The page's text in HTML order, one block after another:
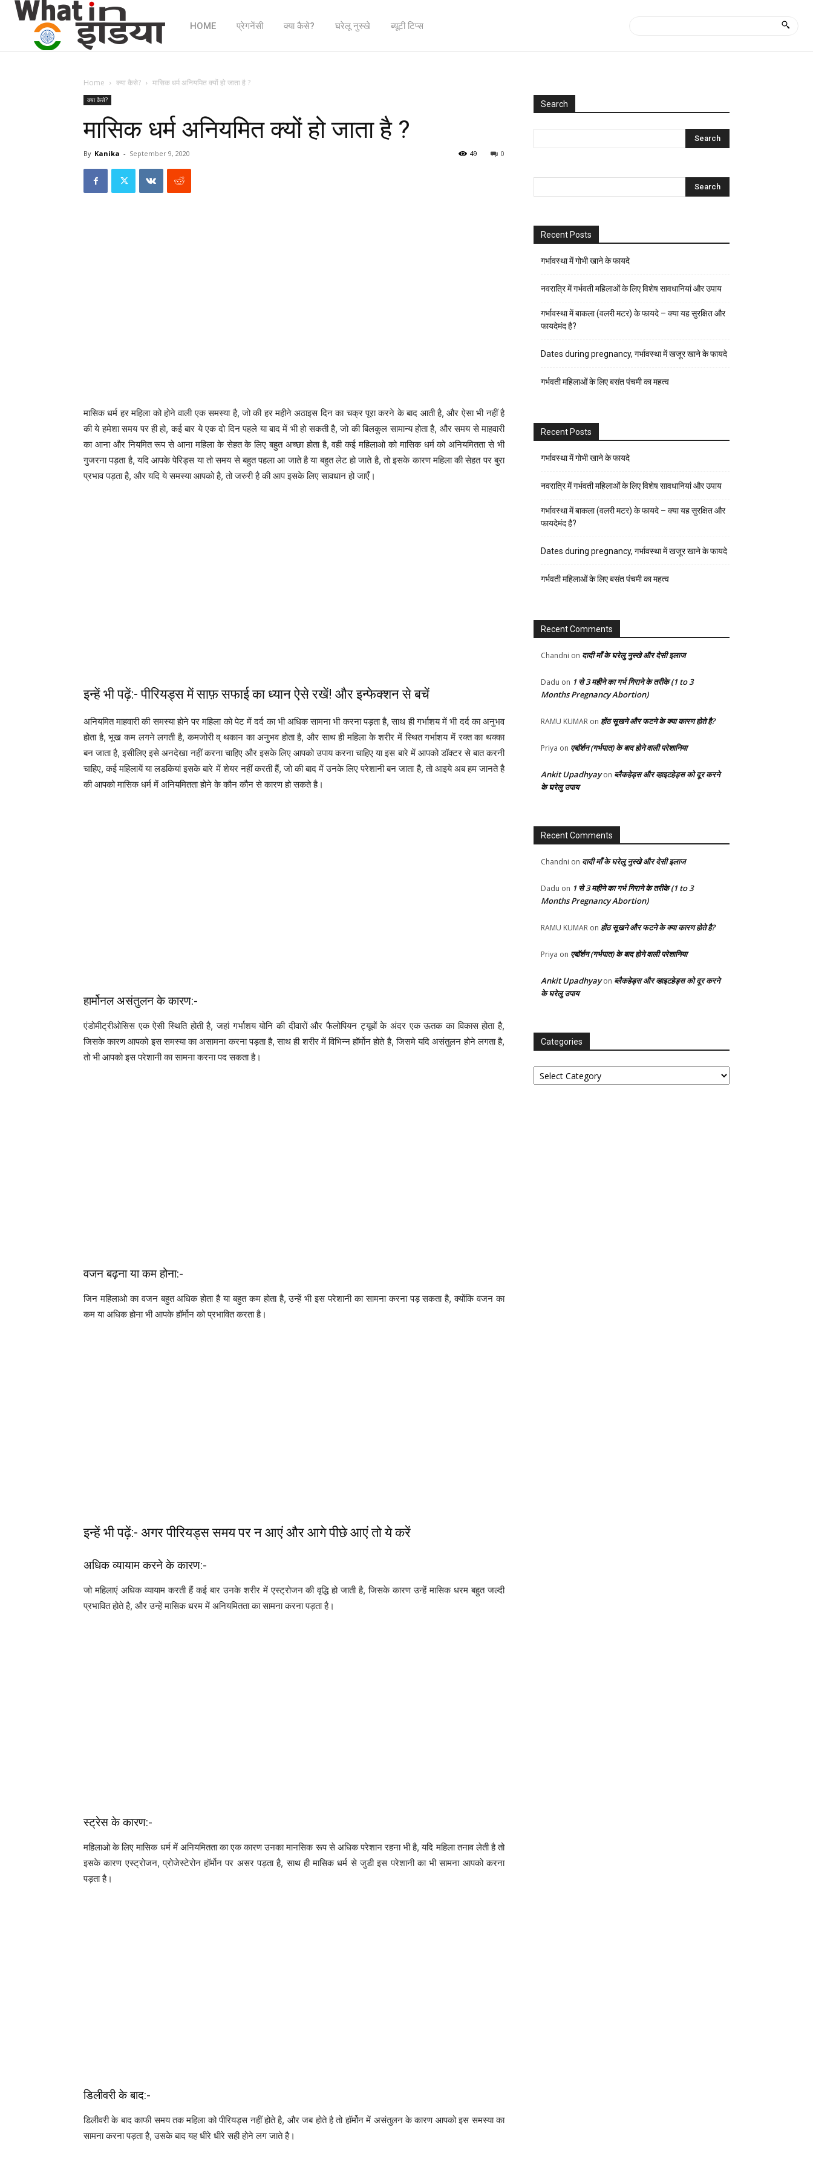
HOME प्रेगनेंसी क्या कैसे? घरेलू नुस्खे ब्यूटी टिप्स
Home क्या कैसे? मासिक धर्म अनियमित क्यों हो जाता है ?
क्या कैसे?
मासिक धर्म अनियमित क्यों हो जाता है ?
By Kanika - September 9, 2020 0
49
मासिक धर्म हर महिला को होने वाली एक समस्या है, जो की हर महीने अठाइस दिन का चक्र पूरा करने के बाद आती है, और ऐसा भी नहीं है
की ये हमेशा समय पर ही हो, कई बार ये एक दो दिन पहले या बाद में भी हो सकती है, जो की बिलकुल सामान्य होता है, और समय से माहवारी
का आना और नियमित रूप से आना महिला के सेहत के लिए बहुत अच्छा होता है, वही कई महिलाओ को मासिक धर्म को अनियमितता से भी
गुजरना पड़ता है, यदि आपके पेरिड्स या तो समय से बहुत पहला आ जाते है या बहुत लेट हो जाते है, तो इसके कारण महिला की सेहत पर बुरा
प्रभाव पड़ता है, और यदि ये समस्या आपको है, तो जरुरी है की आप इसके लिए सावधान हो जाएँ।
इन्हें भी पढ़ें:- पीरियड्स में साफ़ सफाई का ध्यान ऐसे रखें! और इन्फेक्शन से बचें
अनियमित माहवारी की समस्या होने पर महिला को पेट में दर्द का भी अधिक सामना भी करना पड़ता है, साथ ही गर्भाशय में भी दर्द का अनुभव
होता है, भूख कम लगने लगती है, कमजोरी व् थकान का अनुभव होता है, और साथ ही महिला के शरीर में स्थित गर्भाशय में रक्त का थक्का
बन जाता है, इसीलिए इसे अनदेखा नहीं करना चाहिए और इसके लिए आपको उपाय करना चाहिए या इस बारे में आपको डॉक्टर से बात करनी
चाहिए, कई महिलायें या लडकियां इसके बारे में शेयर नहीं करती हैं, जो की बाद में उनके लिए परेशानी बन जाता है, तो आइये अब हम जानते है
की आपको मासिक धर्म में अनियमितता होने के कौन कौन से कारण हो सकते है।
हार्मोनल असंतुलन के कारण:-
एंडोमीट्रीओसिस एक ऐसी स्थिति होती है, जहां गर्भाशय योनि की दीवारों और फैलोपियन ट्यूबों के अंदर एक ऊतक का विकास होता है,
जिसके कारण आपको इस समस्या का असामना करना पड़ता है, साथ ही शरीर में विभिन्न हॉर्मोन होते है, जिसमे यदि असंतुलन होने लगता है,
तो भी आपको इस परेशानी का सामना करना पद सकता है।
वजन बढ़ना या कम होना:-
जिन महिलाओ का वजन बहुत अधिक होता है या बहुत कम होता है, उन्हें भी इस परेशानी का सामना करना पड़ सकता है, क्योंकि वजन का
कम या अधिक होना भी आपके हॉर्मोन को प्रभावित करता है।
इन्हें भी पढ़ें:- अगर पीरियड्स समय पर न आएं और आगे पीछे आएं तो ये करें
अधिक व्यायाम करने के कारण:-
जो महिलाएं अधिक व्यायाम करती हैं कई बार उनके शरीर में एस्ट्रोजन की वृद्धि हो जाती है, जिसके कारण उन्हें मासिक धरम बहुत जल्दी
प्रभावित होते है, और उन्हें मासिक धरम में अनियमितता का सामना करना पड़ता है।
स्ट्रेस के कारण:-
महिलाओ के लिए मासिक धर्म में अनियमितता का एक कारण उनका मानसिक रूप से अधिक परेशान रहना भी है, यदि महिला तनाव लेती है तो
इसके कारण एस्ट्रोजन, प्रोजेस्टेरोन हॉर्मोन पर असर पड़ता है, साथ ही मासिक धर्म से जुडी इस परेशानी का भी सामना आपको करना
पड़ता है।
डिलीवरी के बाद:-
डिलीवरी के बाद काफी समय तक महिला को पीरियड्स नहीं होते है, और जब होते है तो हॉर्मोन में असंतुलन के कारण आपको इस समस्या का
सामना करना पड़ता है, उसके बाद यह धीरे धीरे सही होने लग जाते है।
Search
Recent Posts
गर्भावस्था में गोभी खाने के फायदे
नवरात्रि में गर्भवती महिलाओं के लिए विशेष सावधानियां और उपाय
गर्भावस्था में बाकला (वलरी मटर) के फायदे – क्या यह सुरक्षित और
फायदेमंद है?
Dates during pregnancy, गर्भावस्था में खजूर खाने के फायदे
गर्भवती महिलाओं के लिए बसंत पंचमी का महत्व
Recent Posts
गर्भावस्था में गोभी खाने के फायदे
नवरात्रि में गर्भवती महिलाओं के लिए विशेष सावधानियां और उपाय
गर्भावस्था में बाकला (वलरी मटर) के फायदे – क्या यह सुरक्षित और
फायदेमंद है?
Dates during pregnancy, गर्भावस्था में खजूर खाने के फायदे
गर्भवती महिलाओं के लिए बसंत पंचमी का महत्व
Recent Comments
Chandni on दादी माँ के घरेलु नुस्खे और देसी इलाज
Dadu on 1 से 3 महीने का गर्भ गिराने के तरीके (1 to 3
Months Pregnancy Abortion)
RAMU KUMAR on होंठ सूखने और फटने के क्या कारण होते है?
Priya on एबॉर्शन (गर्भपात) के बाद होने वाली परेशानिया
Ankit Upadhyayon ब्लैकहेड्स और व्हाइटहेड्स को दूर करने
के घरेलु उपाय
Recent Comments
Chandni on दादी माँ के घरेलु नुस्खे और देसी इलाज
Dadu on 1 से 3 महीने का गर्भ गिराने के तरीके (1 to 3
Months Pregnancy Abortion)
RAMU KUMAR on होंठ सूखने और फटने के क्या कारण होते है?
Priya on एबॉर्शन (गर्भपात) के बाद होने वाली परेशानिया
Ankit Upadhyayon ब्लैकहेड्स और व्हाइटहेड्स को दूर करने
के घरेलु उपाय
Categories
Categories